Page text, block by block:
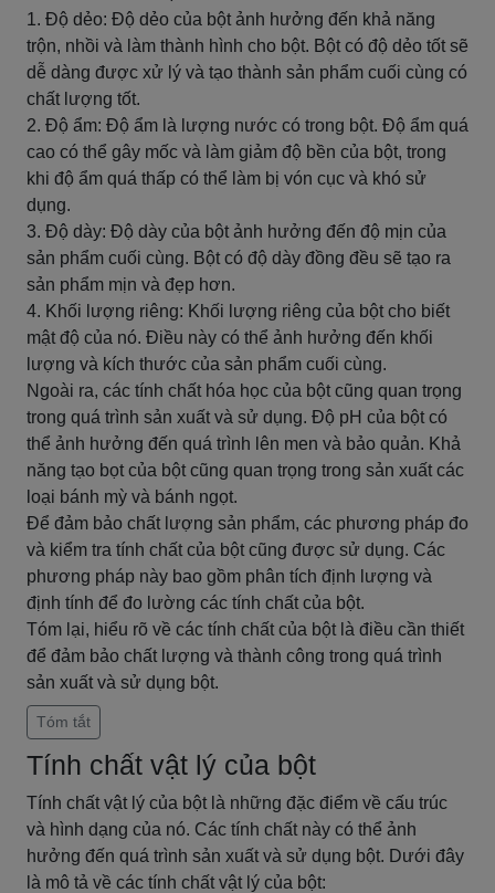
1. Độ dẻo: Độ dẻo của bột ảnh hưởng đến khả năng
trộn, nhồi và làm thành hình cho bột. Bột có độ dẻo tốt sẽ
dễ dàng được xử lý và tạo thành sản phẩm cuối cùng có
chất lượng tốt.
2. Độ ẩm: Độ ẩm là lượng nước có trong bột. Độ ẩm quá
cao có thể gây mốc và làm giảm độ bền của bột, trong
khi độ ẩm quá thấp có thể làm bị vón cục và khó sử
dụng.
3. Độ dày: Độ dày của bột ảnh hưởng đến độ mịn của
sản phẩm cuối cùng. Bột có độ dày đồng đều sẽ tạo ra
sản phẩm mịn và đẹp hơn.
4. Khối lượng riêng: Khối lượng riêng của bột cho biết
mật độ của nó. Điều này có thể ảnh hưởng đến khối
lượng và kích thước của sản phẩm cuối cùng.
Ngoài ra, các tính chất hóa học của bột cũng quan trọng
trong quá trình sản xuất và sử dụng. Độ pH của bột có
thể ảnh hưởng đến quá trình lên men và bảo quản. Khả
năng tạo bọt của bột cũng quan trọng trong sản xuất các
loại bánh mỳ và bánh ngọt.
Để đảm bảo chất lượng sản phẩm, các phương pháp đo
và kiểm tra tính chất của bột cũng được sử dụng. Các
phương pháp này bao gồm phân tích định lượng và
định tính để đo lường các tính chất của bột.
Tóm lại, hiểu rõ về các tính chất của bột là điều cần thiết
để đảm bảo chất lượng và thành công trong quá trình
sản xuất và sử dụng bột.
Tóm tắt
Tính chất vật lý của bột
Tính chất vật lý của bột là những đặc điểm về cấu trúc
và hình dạng của nó. Các tính chất này có thể ảnh
hưởng đến quá trình sản xuất và sử dụng bột. Dưới đây
là mô tả về các tính chất vật lý của bột: